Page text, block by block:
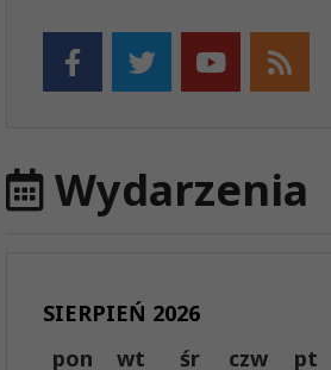
Wydarzenia
SIERPIEŃ 2026
pon
wt śr czw pt